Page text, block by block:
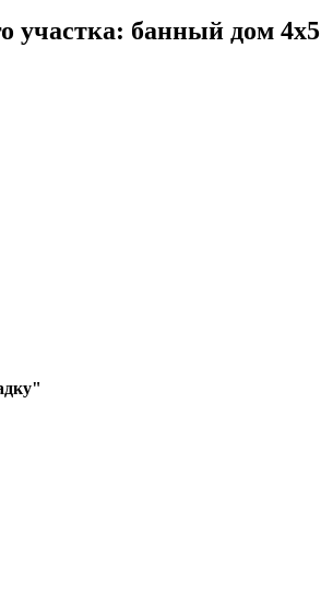
участка: банный дом